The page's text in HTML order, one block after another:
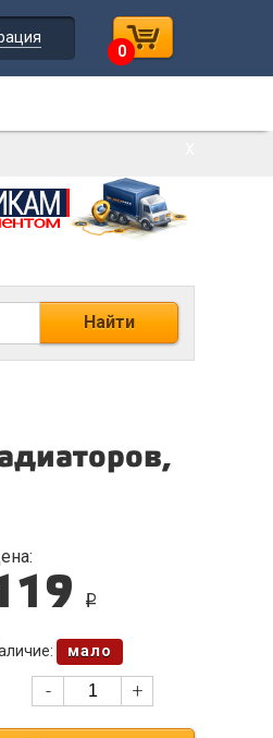
0
Найти
i
мало
- +